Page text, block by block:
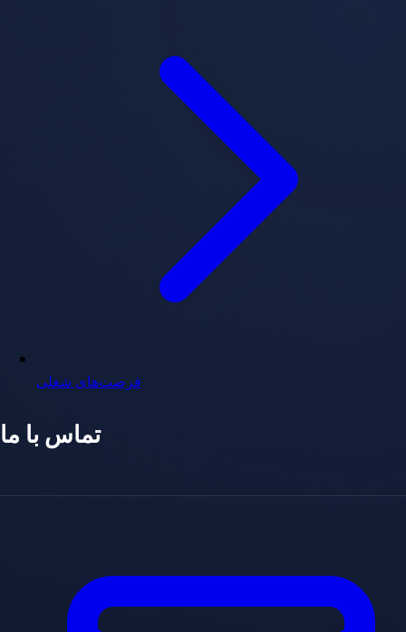
فرصت‌های شغلی
تماس با ما